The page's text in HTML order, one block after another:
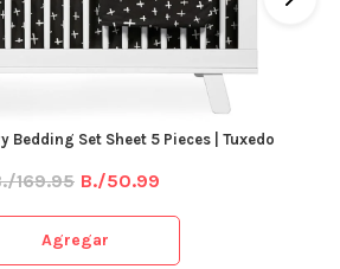
Bedding Set Sheet 5 Pieces | Tuxedo
169.95 B./50.99
Agregar